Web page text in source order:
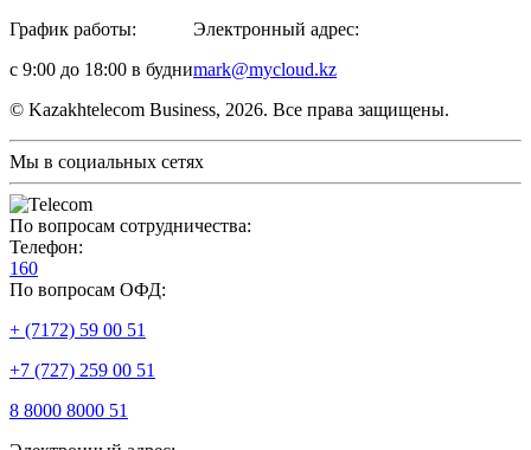
График работы:
с 9:00 до 18:00 в будни
Электронный адрес:
mark@mycloud.kz
© Kazakhtelecom Business, 2026. Все права защищены.
Мы в социальных сетях
По вопросам сотрудничества:
Телефон:
160
По вопросам ОФД:
+ (7172) 59 00 51
+7 (727) 259 00 51
8 8000 8000 51